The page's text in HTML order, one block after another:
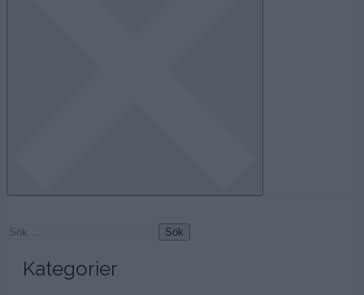
Sök
Kategorier